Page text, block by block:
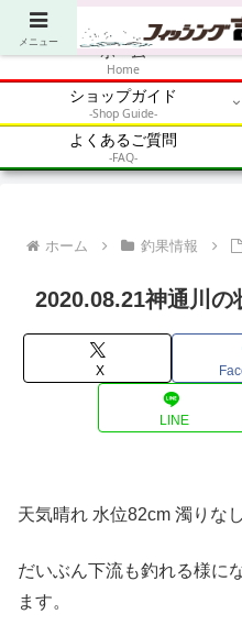
アウトドア・釣り・鮎・
ホーム
Home
ショップガイド
-Shop Guide-
よくあるご質問
-FAQ-
ホーム 釣果情報
2020.08.21神通川の
X
LINE
天気晴れ 水位82cm 濁りなし
だいぶん下流も釣れる様に
ます。
メニュー